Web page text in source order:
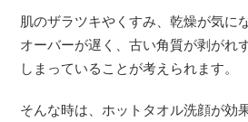
肌のザラツキやくすみ、乾燥が気に
オーバーが遅く、古い角質が剥がれ
しまっていることが考えられます。
そんな時は、ホットタオル洗顔が効